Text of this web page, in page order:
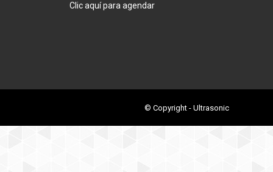
Clic aquí para agendar
© Copyright - Ultrasonic